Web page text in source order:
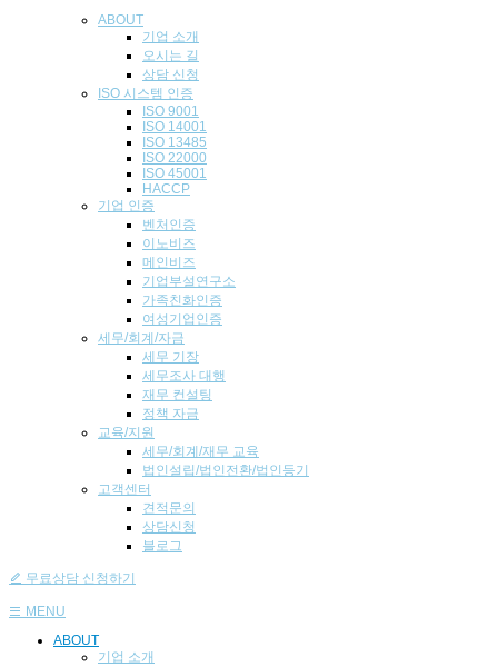
ABOUT
기업 소개
오시는 길
상담 신청
ISO 시스템 인 증
ISO 9001
ISO 14001
ISO 13485
ISO 22000
ISO 45001
HACCP
기업 인증
벤처인증
이노비즈
메인비즈
기업부설연구소
가족친화인증
여성기업인증
세무/회계/자금
세무 기장
세무조사 대행
재무 컨설팅
정책 자금
교육/지원
세무/회계/재무 교육
법인설립/법인전환/법인등기
고객센터
견적문의
상담신청
블로그
무료상담 신청하기
MENU
ABOUT
기업 소개